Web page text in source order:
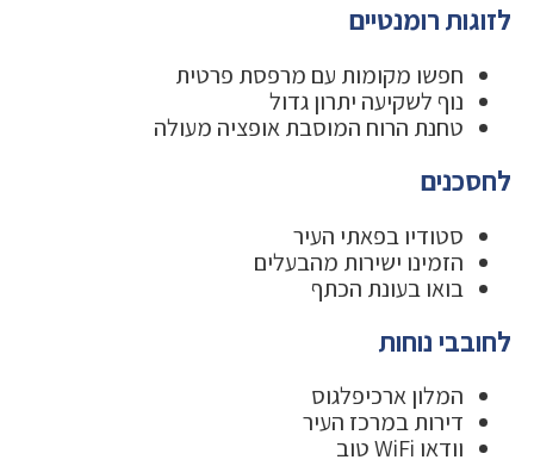
לזוגות רומנטיים
חפשו מקומות עם מרפסת פרטית
נוף לשקיעה יתרון גדול
טחנת הרוח המוסבת אופציה מעולה
לחסכנים
סטודיו בפאתי העיר
הזמינו ישירות מהבעלים
בואו בעונת הכתף
לחובבי נוחות
המלון ארכיפלגוס
דירות במרכז העיר
וודאו WiFi טוב